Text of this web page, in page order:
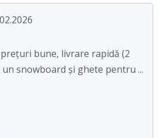
bune, livrare rapidă (2
un snowboard și ghete pentru ...